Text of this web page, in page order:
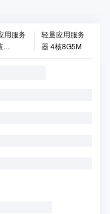
用服务
轻量应用服务
器 4核8G5M